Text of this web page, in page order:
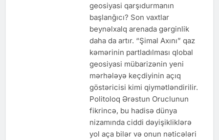
geosiyasi qarşıdurmanın
başlanğıcı? Son vaxtlar
beynəlxalq arenada gərginlik
daha da artır. “Şimal Axını” qaz
kəmərinin partladılması qlobal
geosiyasi mübarizənin yeni
mərhələyə keçdiyinin açıq
göstəricisi kimi qiymətləndirilir.
Politoloq Ərəstun Oruclunun
fikrincə, bu hadisə dünya
nizamında ciddi dəyişikliklərə
yol aça bilər və onun nəticələri